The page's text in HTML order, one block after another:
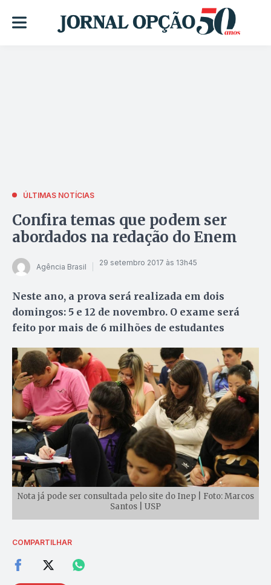
ÚLTIMAS NOTÍCIAS
Confira temas que podem ser
abordados na redação do Enem
Agência Brasil 29 setembro 2017 às 13h45
Neste ano, a prova será realizada em dois
domingos: 5 e 12 de novembro. O exame será
feito por mais de 6 milhões de estudantes
Nota já pode ser consultada pelo site do Inep | Foto: Marcos
Santos | USP
COMPARTILHAR